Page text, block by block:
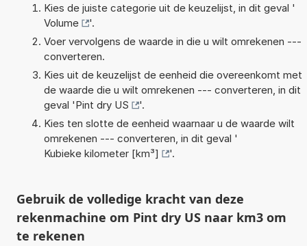
Kies de juiste categorie uit de keuzelijst, in dit geval '
Volume
'.
Voer vervolgens de waarde in die u wilt omrekenen ---
converteren.
Kies uit de keuzelijst de eenheid die overeenkomt met
de waarde die u wilt omrekenen --- converteren, in dit
geval 'Pint dry US
'.
Kies ten slotte de eenheid waarnaar u de waarde wilt
omrekenen --- converteren, in dit geval '
Kubieke kilometer [km³]
'.
Gebruik de volledige kracht van deze
rekenmachine om Pint dry US naar km3 om
te rekenen